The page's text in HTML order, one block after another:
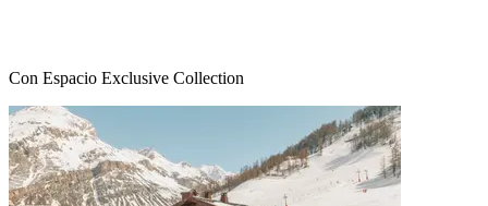
Con Espacio Exclusive Collection